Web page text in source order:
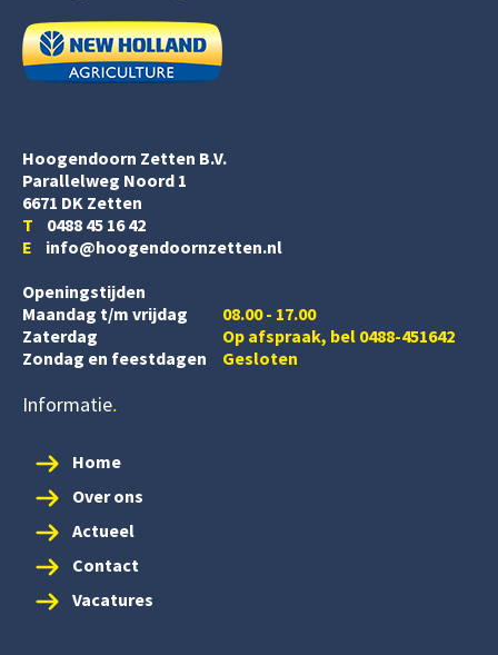
Hoogendoorn Zetten B.V.
Parallelweg Noord 1
6671 DK Zetten
T 0488 45 16 42
E info@hoogendoornzetten.nl
Openingstijden
Maandag t/m vrijdag
08.00 - 17.00
Zaterdag
Op afspraak, bel 0488-451642
Zondag en feestdagen
Gesloten
Informatie
Home
Over ons
Actueel
Contact
Vacatures